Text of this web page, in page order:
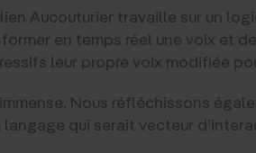
Aucouturier travaille sur un
en temps réel une voix et
leur propre voix modifiée
Nous réfléchissons
qui serait vecteur